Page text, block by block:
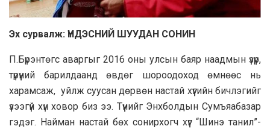
Эх сурвалж: ҮНДЭСНИЙ ШУУДАН СОНИН
П.Бүрэнтөгс аваргыг 2016 оны улсын баяр наадмын үзүүр,
түрүүний барилдаанд өвдөг шороодоход өмнөөс нь
харамсаж, уйлж суусан дөрвөн настай хүүгийн бичлэгийг
үзээгүй хүн ховор биз ээ. Түүнийг Энхболдын Сумъяабазар
гэдэг. Найман настай бөх сонирхогч хүүг “Шинэ танил”-